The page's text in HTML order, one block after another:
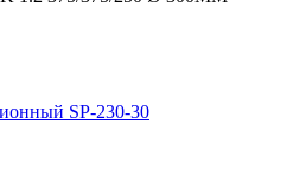
SP-230-30